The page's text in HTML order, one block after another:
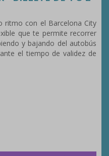
ritmo con el Barcelona City
que te permite recorrer
y bajando del autobús
el tiempo de validez de